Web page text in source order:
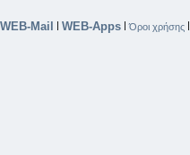
WEB-Mail | WEB-Apps |Όροι χρήσης |